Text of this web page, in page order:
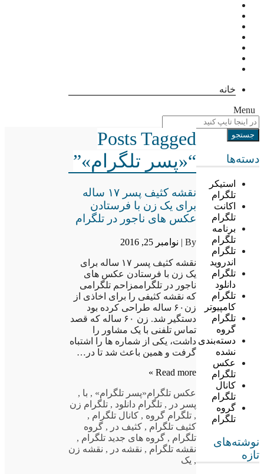
خانه
Menu
دسته‌ها
استیکر
تلگرام
اکانت
تلگرام
برنامه
تلگرام
تلگرام
اندروید
تلگرام
دانلود
تلگرام
کامپیوتر
تلگرام
گروه
دسته‌بندی
نشده
عکس
تلگرام
کانال
تلگرام
گروه
تلگرام
نوشته‌های
تازه
Posts Tagged
“«پسر تلگرام»”
نقشه کثیف پسر ۱۷ ساله
برای یک زن با فرستادن
عکس های ناجور در تلگرام
By | نوامبر 25, 2016
نقشه کثیف پسر ۱۷ ساله برای
یک زن با فرستادن عکس های
ناجور در تلگراممزاحم تلگرامی
که نقشه کثیفی را برای اخاذی از
زن۶۰ ساله طراحی کرده بود
دستگیر شد. زن ۶۰ ساله که قصد
تماس تلفنی با یک مشاور را
داشت، یکی از شماره ها را اشتباه
گرفت و همین باعث شد تا در…
Read more »
عکس تلگرام«پسر تلگرام» , با ,
پسر در , تلگرام دانلود , تلگرام زن
, تلگرام گروه , کانال تلگرام ,
کثیف تلگرام , کثیف در , گروه
تلگرام , گروه های جدید تلگرام ,
نقشه تلگرام , نقشه در , نقشه زن
, یک